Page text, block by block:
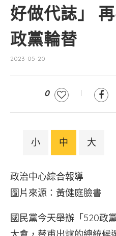
好做代誌」
政黨輪替
2023-05-20
0
小 中 大
政治中心
圖片來源：黃健庭臉
國民黨今天舉辦「520政